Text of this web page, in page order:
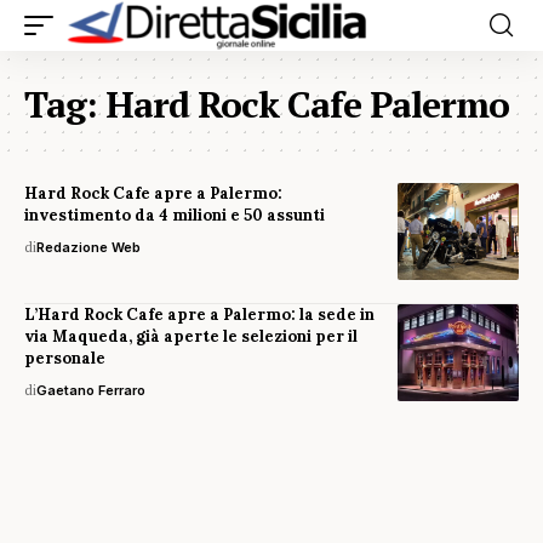
Tag:Hard Rock Cafe Palermo
Hard Rock Cafe apre a Palermo:
investimento da 4 milioni e 50 assunti
diRedazione Web
L’Hard Rock Cafe apre a Palermo: la sede in
via Maqueda, già aperte le selezioni per il
personale
diGaetano Ferraro